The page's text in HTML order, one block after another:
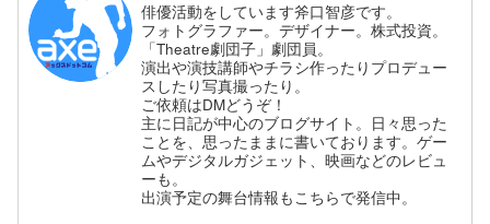
俳優活動をしています斧口智彦です。
フォトグラファー。デザイナー。株式投資。
「Theatre劇団子」劇団員。
演出や演技講師やチラシ作ったりプロデュー
スしたり写真撮ったり。
ご依頼はDMどうぞ！
主に日記が中心のブログサイト。日々思った
ことを、思ったままに書いております。ゲー
ムやデジタルガジェット、映画などのレビュ
ーも。
出演予定の舞台情報もこちらで発信中。